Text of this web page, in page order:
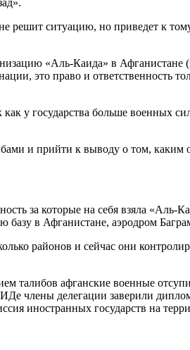
ситуацию, но приведет к
«Аль-Каида» в Афганистане
это право и ответственность
у государства больше военных
и прийти к выводу о том, каким
за которые на себя взяла «Аль-
в Афганистане, аэродром
районов и сейчас они
талибов афганские военные
члены делегации заверили
иностранных государств на